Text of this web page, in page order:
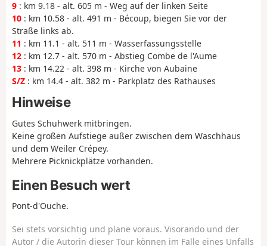
9 : km 9.18 - alt. 605 m - Weg auf der linken Seite
10 : km 10.58 - alt. 491 m - Bécoup, biegen Sie vor der
Straße links ab.
11 : km 11.1 - alt. 511 m - Wasserfassungsstelle
12 : km 12.7 - alt. 570 m - Abstieg Combe de l'Aume
13 : km 14.22 - alt. 398 m - Kirche von Aubaine
S/Z : km 14.4 - alt. 382 m - Parkplatz des Rathauses
Hinweise
Gutes Schuhwerk mitbringen.
Keine großen Aufstiege außer zwischen dem Waschhaus
und dem Weiler Crépey.
Mehrere Picknickplätze vorhanden.
Einen Besuch wert
Pont-d'Ouche.
Sei stets vorsichtig und plane voraus. Visorando und der
Autor / die Autorin dieser Tour können im Falle eines Unfalls